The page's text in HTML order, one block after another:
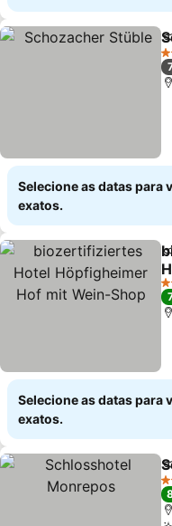
3
Selecione as datas para
exatos.
3
Selecione as datas para
exatos.
4